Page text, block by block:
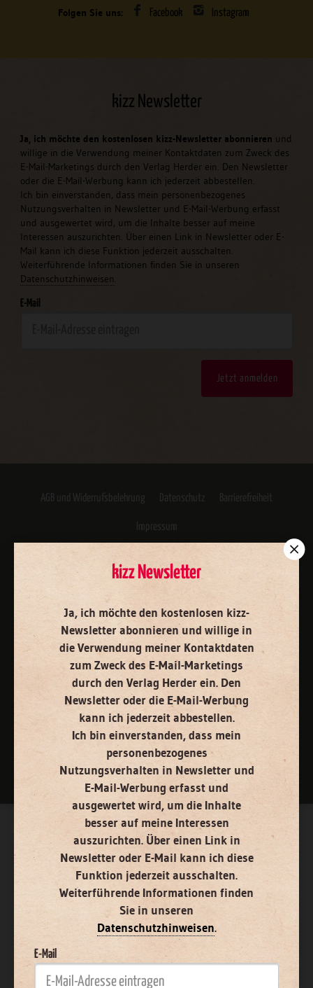
Folgen Sie uns: Facebook Instagram
kizz Newsletter
Ja, ich möchte den kostenlosen kizz-Newsletter abonnieren und
willige in die Verwendung meiner Kontaktdaten zum Zweck des
E-Mail-Marketings durch den Verlag Herder ein. Den Newsletter
oder die E-Mail-Werbung kann ich jederzeit abbestellen.
Ich bin einverstanden, dass mein personenbezogenes
Nutzungsverhalten in Newsletter und E-Mail-Werbung erfasst
und ausgewertet wird, um die Inhalte besser auf meine
Interessen auszurichten. Über einen Link in Newsletter oder E-
Mail kann ich diese Funktion jederzeit ausschalten.
Weiterführende Informationen finden Sie in unseren
Datenschutzhinweisen.
E-Mail
Jetzt anmelden
AGB und Widerrufsbelehrung
Impressum
Vertrag widerrufen Abo online kündigen
Nach oben
kizz Newsletter
Ja, ich möchte den kostenlosen kizz-
Newsletter abonnieren und willige in
die Verwendung meiner Kontaktdaten
zum Zweck des E-Mail-Marketings
durch den Verlag Herder ein. Den
Newsletter oder die E-Mail-Werbung
kann ich jederzeit abbestellen.
Ich bin einverstanden, dass mein
personenbezogenes
Nutzungsverhalten in Newsletter und
E-Mail-Werbung erfasst und
ausgewertet wird, um die Inhalte
besser auf meine Interessen
auszurichten. Über einen Link in
Newsletter oder E-Mail kann ich diese
Funktion jederzeit ausschalten.
Weiterführende Informationen finden
Sie in unseren
Datenschutzhinweisen.
E-Mail